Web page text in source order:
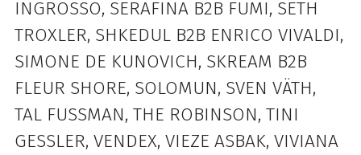
INGROSSO, SERAFINA B2B FUMI, SETH
TROXLER, SHKEDUL B2B ENRICO VIVALDI,
SIMONE DE KUNOVICH, SKREAM B2B
FLEUR SHORE, SOLOMUN, SVEN VÄTH,
TAL FUSSMAN, THE ROBINSON, TINI
GESSLER, VENDEX, VIEZE ASBAK, VIVIANA